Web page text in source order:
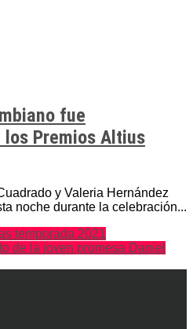
fue
Premios Altius
y Valeria Hernández
noche durante la celebración...
temporada 2021
de la joven promesa Daniel